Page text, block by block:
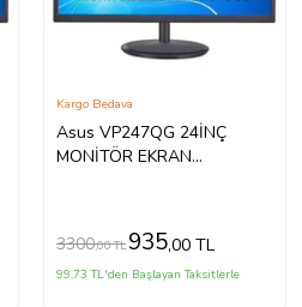
Asus VP247QG 24İNÇ
MONİTÖR EKRAN
Kargo Bedava
3300,00 TL 935,00 TL
99,73 TL'den Başlayan Taksitlerle